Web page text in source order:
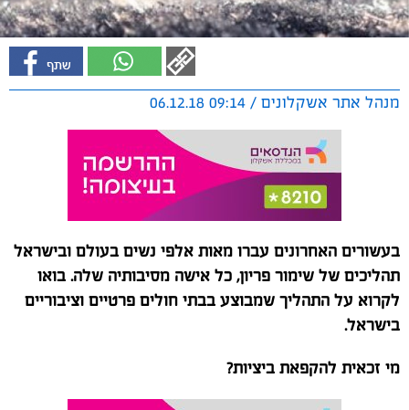
מנהל אתר אשקלונים / 09:14 06.12.18
בעשורים האחרונים עברו מאות אלפי נשים בעולם ובישראל
תהליכים של שימור פריון, כל אישה מסיבותיה שלה. בואו
לקרוא על התהליך שמבוצע בבתי חולים פרטיים וציבוריים
בישראל.
מי זכאית להקפאת ביציות?